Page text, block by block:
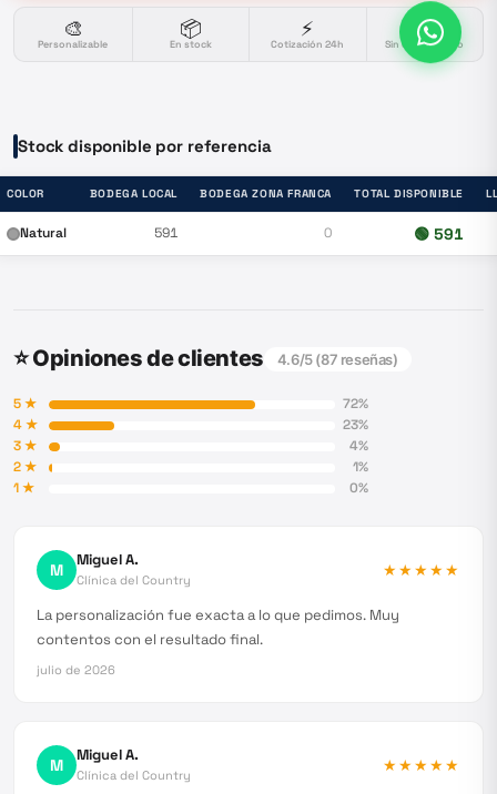
🎨
Personalizable
📦
En stock
⚡
Cotización 24h
🔒
Sin compromiso
Stock disponible por referencia
COLOR BODEGA LOCAL BODEGA ZONA FRANCA TOTAL DISPONIBLE
Natural 591 0 🟢 591
⭐ Opiniones de clientes 4.6/5 (87 reseñas)
5★ 72%
4★ 23%
3★ 4%
2★ 1%
1★ 0%
M Miguel A.
Clínica del Country
★★★★★
La personalización fue exacta a lo que pedimos. Muy
contentos con el resultado final.
julio de 2026
M Miguel A.
Clínica del Country
★★★★★